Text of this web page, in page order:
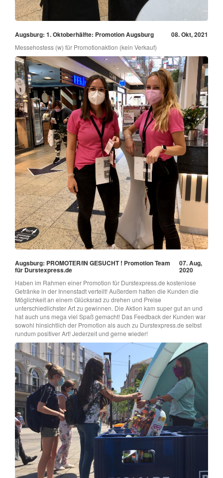
Augsburg: 1. Oktoberhälfte: Promotion Augsburg 08. Okt, 2021
Messehostess (w) für Promotionaktion (kein Verkauf)
Augsburg: PROMOTER/IN GESUCHT ! Promotion Team
für Durstexpress.de
07. Aug,
2020
Haben im Rahmen einer Promotion für Durstexpress.de kostenlose
Getränke in der Innenstadt verteilt! Außerdem hatten die Kunden die
Möglichkeit an einem Glücksrad zu drehen und Preise
unterschiedlichster Art zu gewinnen. Die Aktion kam super gut an und
hat auch uns mega viel Spaß gemacht! Das Feedback der Kunden war
sowohl hinsichtlich der Promotion als auch zu Durstexpress.de selbst
rundum positiver Art! Jederzeit und gerne wieder!